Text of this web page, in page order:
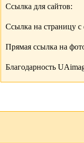
Ссылка для сайтов:
Ссылка на страницу с
Прямая ссылка на
Благодарность